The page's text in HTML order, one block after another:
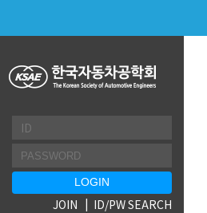
JOIN ID/PW SEARCH